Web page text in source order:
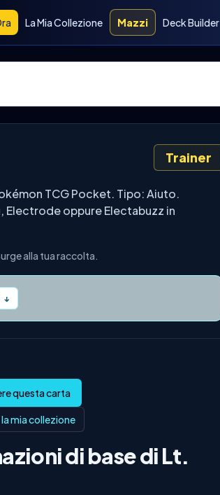
La Mia Collezione Mazzi Deck Builder
Trainer
TCG Pocket. Tipo: Aiuto.
Electrode oppure Electabuzz in
alla tua raccolta.
↓
mia collezione
di base di Lt.